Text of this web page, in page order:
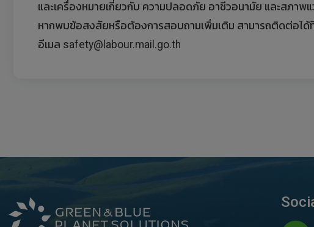
และเครื่องหมายเกี่ยวกับ ความปลอดภัย อาชีวอนามัย และสภาพ
หากพบข้อสงสัยหรือต้องการสอบถามเพิ่มเติม สามารถติดต่อไ
อีเมล safety@labour.mail.go.th